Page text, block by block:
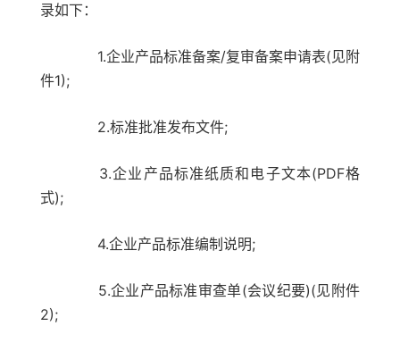
录如下：
1.企业产品标准备案/复审备案申请表(见附
件1);
2.标准批准发布文件;
3.企业产品标准纸质和电子文本(PDF格
式);
4.企业产品标准编制说明;
5.企业产品标准审查单(会议纪要)(见附件
2);